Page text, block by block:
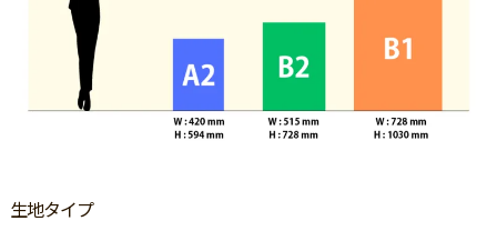
生地タイプ